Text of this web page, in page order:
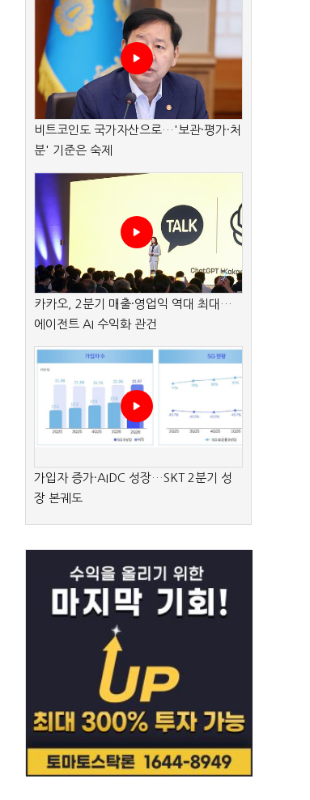
비트코인도 국가자산으로…'보관·평가·처
분' 기준은 숙제
카카오, 2분기 매출·영업익 역대 최대…
에이전트 AI 수익화 관건
가입자 증가·AIDC 성장…SKT 2분기 성
장 본궤도